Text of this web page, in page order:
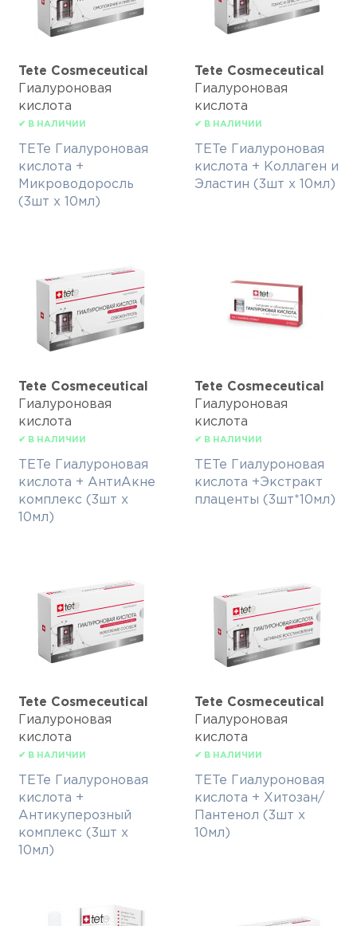
Tete Cosmeceutical
Гиалуроновая
кислота
✔ В НАЛИЧИИ
TETe Гиалуроновая
кислота +
Микроводоросль
(3шт х 10мл)
Tete Cosmeceutical
Гиалуроновая
кислота
✔ В НАЛИЧИИ
TETe Гиалуроновая
кислота + Коллаген и
Эластин (3шт х 10мл)
Tete Cosmeceutical
Гиалуроновая
кислота
✔ В НАЛИЧИИ
TETe Гиалуроновая
кислота + АнтиАкне
комплекс (3шт х
10мл)
Tete Cosmeceutical
Гиалуроновая
кислота
✔ В НАЛИЧИИ
TETe Гиалуроновая
кислота +Экстракт
плаценты (3шт*10мл)
Tete Cosmeceutical
Гиалуроновая
кислота
✔ В НАЛИЧИИ
TETe Гиалуроновая
кислота +
Антикуперозный
комплекс (3шт х
10мл)
Tete Cosmeceutical
Гиалуроновая
кислота
✔ В НАЛИЧИИ
TETe Гиалуроновая
кислота + Хитозан/
Пантенол (3шт х
10мл)